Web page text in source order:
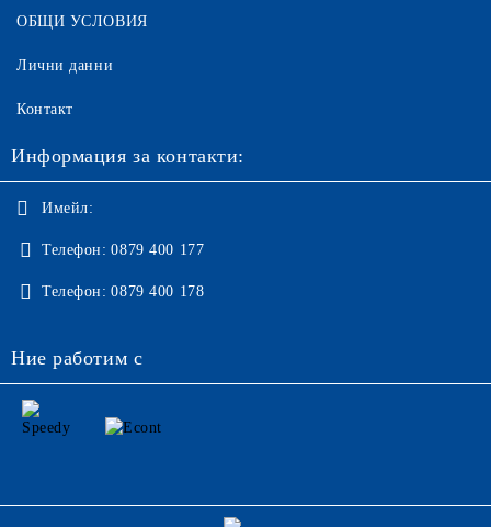
ОБЩИ УСЛОВИЯ
Лични данни
Контакт
Информация за контакти:
Имейл:
Телефон: 0879 400 177
Телефон: 0879 400 178
Ние работим с